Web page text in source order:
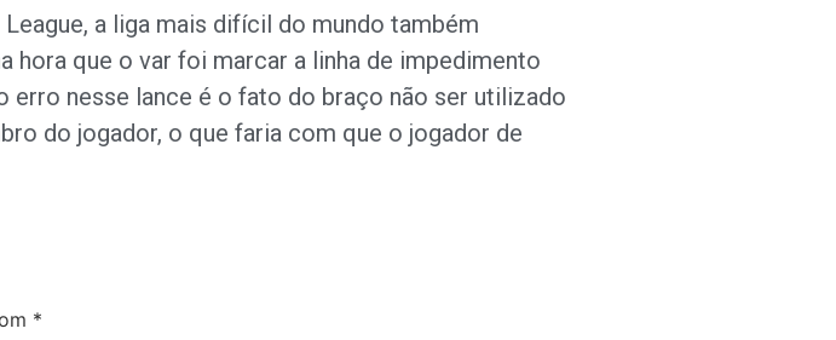
a liga mais difícil do mundo também
hora que o var foi marcar a linha de impedimento
erro nesse lance é o fato do braço não ser utilizado
do jogador, o que faria com que o jogador de
*